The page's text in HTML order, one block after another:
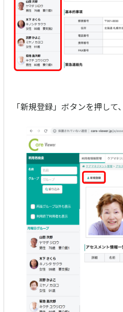
「新規登録」ボタンを押し